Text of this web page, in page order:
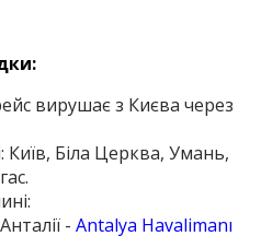
вирушає з Києва через
Київ, Біла Церква, Умань,
- Antalya Havalimanı